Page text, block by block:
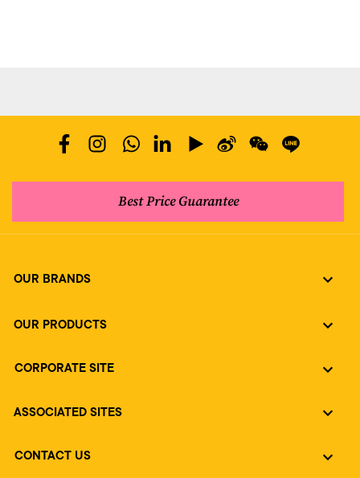
Best Price Guarantee
OUR BRANDS
OUR PRODUCTS
CORPORATE SITE
ASSOCIATED SITES
CONTACT US